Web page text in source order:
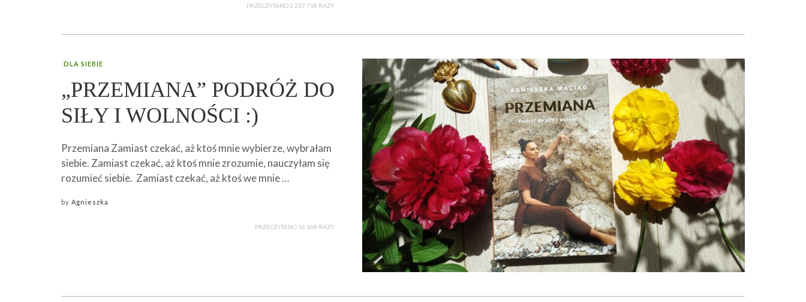
PRZECZYTANO 2 237 718 RAZY
DLA SIEBIE
„PRZEMIANA” PODRÓŻ DO
SIŁY I WOLNOŚCI :)
Przemiana Zamiast czekać, aż ktoś mnie wybierze, wybrałam
siebie. Zamiast czekać, aż ktoś mnie zrozumie, nauczyłam się
rozumieć siebie. Zamiast czekać, aż ktoś we mnie …
by Agnieszka
PRZECZYTANO 16 368 RAZY